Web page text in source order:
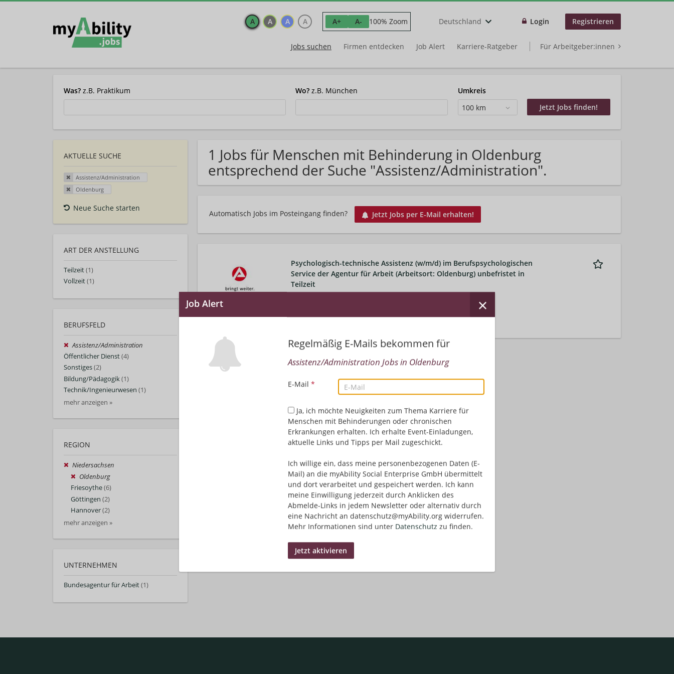
A A A A A+ A- 100% Zoom Deutschland Login Registrieren
Jobs suchen Firmen entdecken Job Alert Karriere-Ratgeber Für Arbeitgeber:innen
Was? z.B. Praktikum Wo? z.B. München
Umkreis
100 km
AKTUELLE SUCHE
Assistenz/Administration
Oldenburg
Neue Suche starten
ART DER ANSTELLUNG
Teilzeit(1)
Vollzeit(1)
BERUFSFELD
Assistenz/Administration
Öffentlicher Dienst(4)
Sonstiges(2)
Bildung/Pädagogik(1)
Technik/Ingenieurwesen (1)
mehr anzeigen »
REGION
Niedersachsen
Oldenburg
Friesoythe(6)
Göttingen (2)
Hannover(2)
mehr anzeigen »
UNTERNEHMEN
Bundesagentur für Arbeit(1)
1 Jobs für Menschen mit Behinderung in Oldenburg
entsprechend der Suche "Assistenz/Administration".
Automatisch Jobs im Posteingang finden? Jetzt Jobs per E-Mail erhalten!
Regelmäßig E-Mails bekommen für
Assistenz/Administration Jobs in Oldenburg
E-Mail *
Ja, ich möchte Neuigkeiten zum Thema Karriere für
Menschen mit Behinderungen oder chronischen
Erkrankungen erhalten. Ich erhalte Event-Einladungen,
aktuelle Links und Tipps per Mail zugeschickt.
Ich willige ein, dass meine personenbezogenen Daten (E-
Mail) an die myAbility Social Enterprise GmbH übermittelt
und dort verarbeitet und gespeichert werden. Ich kann
meine Einwilligung jederzeit durch Anklicken des
Abmelde-Links in jedem Newsletter oder alternativ durch
eine Nachricht an datenschutz@myAbility.org widerrufen.
Mehr Informationen sind unter Datenschutz zu finden.
Psychologisch-technische Assistenz (w/m/d) im Berufspsychologischen
Service der Agentur für Arbeit (Arbeitsort: Oldenburg) unbefristet in
Teilzeit
Assistenz/Administration | Öffentlicher Dienst